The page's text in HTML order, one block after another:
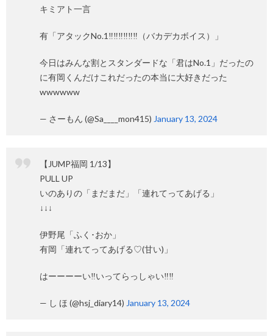
キミアト一言
有「アタックNo.1‼️‼️‼️‼️‼️‼️（バカデカボイス）」
今日はみんな割とスタンダードな「君はNo.1」だったの
に有岡くんだけこれだったの本当に大好きだった
wwwwww
— さーもん (@Sa____mon415) January 13, 2024
【JUMP福岡 1/13】
PULL UP
いのありの「まだまだ」「連れてってあげる」
↓↓↓
伊野尾「ふく･おか」
有岡「連れてってあげる♡(甘い)」
はーーーーい‼️いってらっしゃい‼️‼️
— し ほ (@hsj_diary14) January 13, 2024